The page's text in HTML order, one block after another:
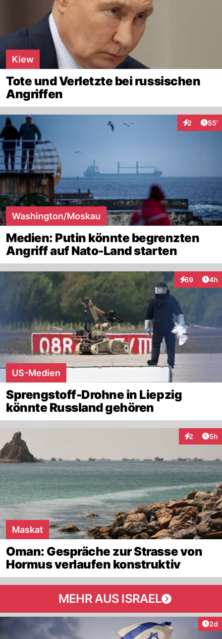
Kiew
Tote und Verletzte bei russischen
Angriffen
2 55'
Washington/Moskau
Medien: Putin könnte begrenzten
Angriff auf Nato-Land starten
69
Interaktionen
4h
US-Medien
Sprengstoff-Drohne in Liepzig
könnte Russland gehören
2 5h
Maskat
Oman: Gespräche zur Strasse von
Hormus verlaufen konstruktiv
MEHR AUS ISRAEL
2d